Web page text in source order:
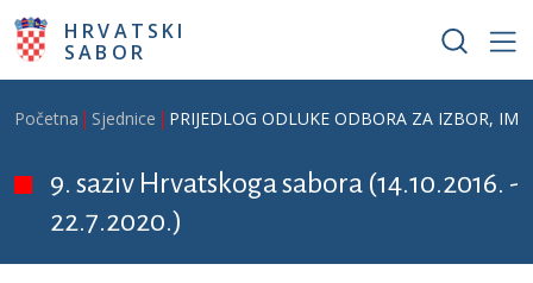
Skoči na glavni sadržaj
HRVATSKI
SABOR
Breadcrumb
Početna Sjednice PRIJEDLOG ODLUKE ODBORA ZA IZBOR,
9. saziv Hrvatskoga sabora (14.10.2016. -
22.7.2020.)